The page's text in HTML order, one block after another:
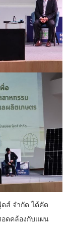
ส์ จำกัด ได้คัด
ดคล้องกับแผน